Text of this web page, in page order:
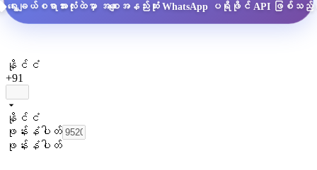
ရွေးချယ်စရာအားလုံးထဲမှာ အစျေးအနည်းဆုံး WhatsApp ပရိုဖိုင် API ဖြစ်သ
နိုင်ငံ
+91
နိုင်ငံ
ဖုန်းနံပါတ်
ဖုန်းနံပါတ်